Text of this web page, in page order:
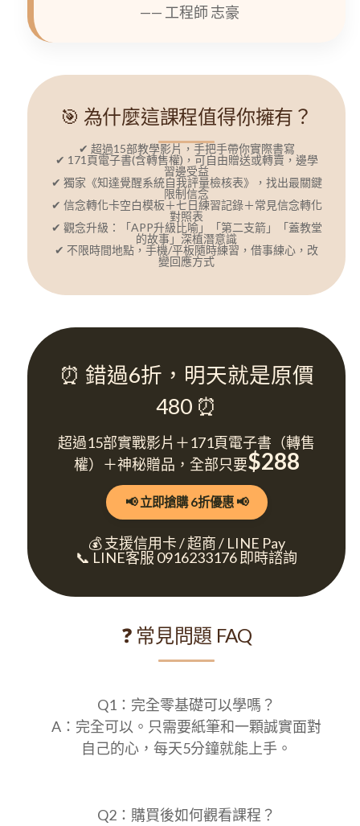
—— 工程師 志豪
🎯 為什麼這課程值得你擁有？
✔ 超過15部教學影片，手把手帶你實際書寫
✔ 171頁電子書(含轉售權)，可自由贈送或轉賣，邊學
習邊受益
✔ 獨家《知達覺醒系統自我評量檢核表》，找出最關鍵
限制信念
✔ 信念轉化卡空白模板＋七日練習記錄＋常見信念轉化
對照表
✔ 觀念升級：「APP升級比喻」「第二支箭」「蓋教堂
的故事」深植潛意識
✔ 不限時間地點，手機/平板隨時練習，借事練心，改
變回應方式
⏰ 錯過6折，明天就是原價
480 ⏰
超過15部實戰影片＋171頁電子書（轉售
權）＋神秘贈品，全部只要$288
📢 立即搶購 6折優惠 📢
💰 支援信用卡 / 超商 / LINE Pay
📞 LINE客服 0916233176 即時諮詢
❓ 常見問題 FAQ
Q1：完全零基礎可以學嗎？
A：完全可以。只需要紙筆和一顆誠實面對
自己的心，每天5分鐘就能上手。
Q2：購買後如何觀看課程？